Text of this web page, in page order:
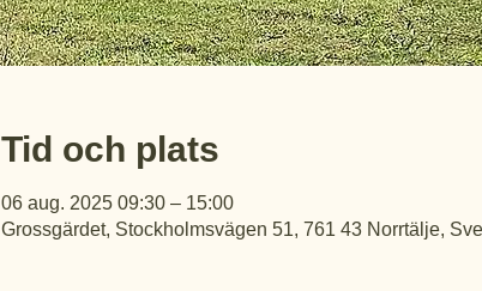
Tid och plats
06 aug. 2025 09:30 – 15:00
Grossgärdet, Stockholmsvägen 51, 761 43 Norrtälje,